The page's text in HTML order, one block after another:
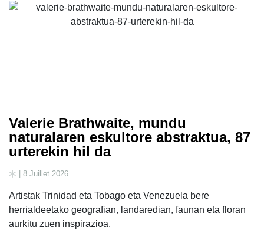
Valerie Brathwaite, mundu
naturalaren eskultore abstraktua, 87
urterekin hil da
| 8 Juillet 2026
Artistak Trinidad eta Tobago eta Venezuela bere
herrialdeetako geografian, landaredian, faunan eta floran
aurkitu zuen inspirazioa.